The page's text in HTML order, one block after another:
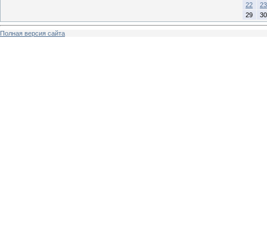
22
23
29
30
Полная версия сайта